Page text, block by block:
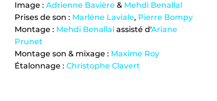
Image : Adrienne Bavière & Mehdi Benallal
Prises de son : Marlène Laviale, Pierre Bompy
Montage : Mehdi Benallal assisté d'Ariane
Prunet
Montage son & mixage : Maxime Roy
Étalonnage : Christophe Clavert